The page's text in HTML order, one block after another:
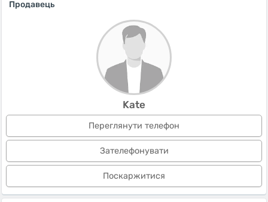
Продавець
Kate
Переглянути телефон
Зателефонувати
Поскаржитися